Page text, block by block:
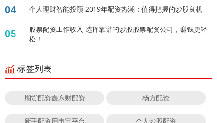
04 个人理财智能投顾 2019年配资热潮：值得把握的炒股良机
05
股票配资工作收入 选择靠谱的炒股股票配资公司，赚钱更轻
松！
标签列表
期货配资鑫东财配资 杨方配资
新手配资用申宝平台 个人炒股配资